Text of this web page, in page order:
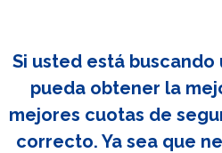
Si usted está
pueda obtener la
mejores cuotas de
correcto. Ya sea que